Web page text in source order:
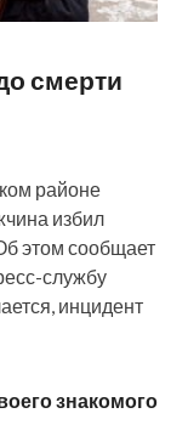
смерти
районе
избил
этом сообщает
службу
инцидент
знакомого